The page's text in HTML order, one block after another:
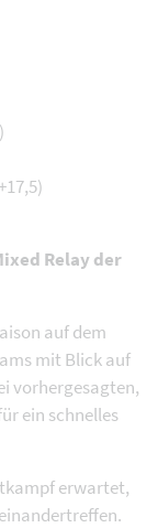
Relay der
auf dem
mit Blick auf
vorhergesagten,
ein schnelles
erwartet,